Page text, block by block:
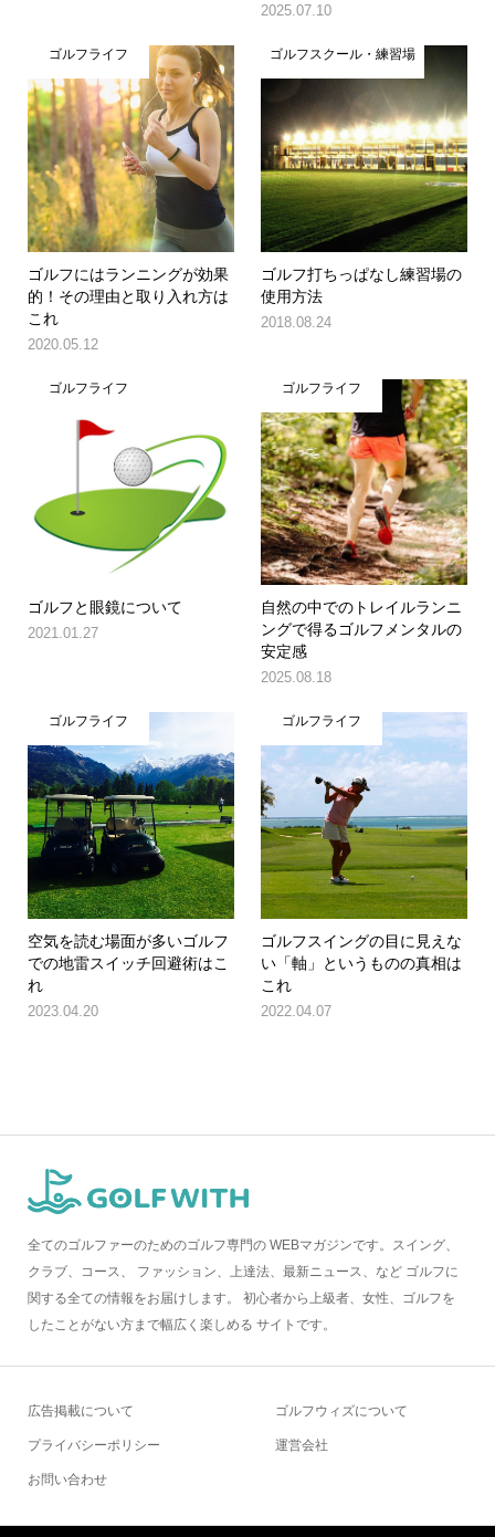
2025.07.10
ゴルフライフ
ゴルフにはランニングが効果
的！その理由と取り入れ方は
これ
2020.05.12
ゴルフスクール・練習場
ゴルフ打ちっぱなし練習場の
使用方法
2018.08.24
ゴルフライフ
ゴルフと眼鏡について
2021.01.27
ゴルフライフ
自然の中でのトレイルランニ
ングで得るゴルフメンタルの
安定感
2025.08.18
ゴルフライフ
空気を読む場面が多いゴルフ
での地雷スイッチ回避術はこ
れ
2023.04.20
ゴルフライフ
ゴルフスイングの目に見えな
い「軸」というものの真相は
これ
2022.04.07
全てのゴルファーのためのゴルフ専門の WEBマガジンです。スイング、
クラブ、コース、 ファッション、上達法、最新ニュース、など ゴルフに
関する全ての情報をお届けします。 初心者から上級者、女性、ゴルフを
したことがない方まで幅広く楽しめる サイトです。
広告掲載について
プライバシーポリシー
お問い合わせ
ゴルフウィズについて
運営会社